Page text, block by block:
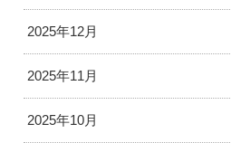
2025年12月
2025年11月
2025年10月